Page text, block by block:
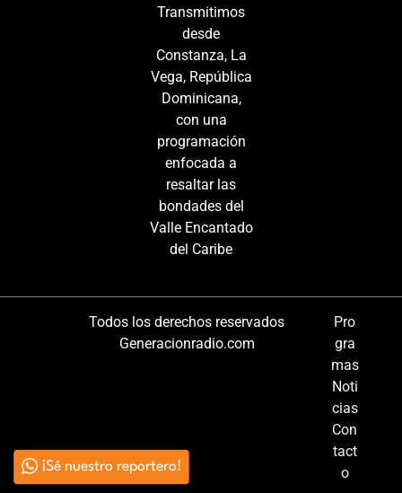
Transmitimos
desde
Constanza, La
Vega, República
Dominicana,
con una
programación
enfocada a
resaltar las
bondades del
Valle Encantado
del Caribe
Todos los derechos reservados
Generacionradio.com
Pro
gra
mas
Noti
cias
Con
tact
o
¡Sé nuestro reportero!